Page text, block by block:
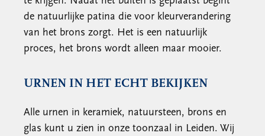
de natuurlijke patina die voor kleurverandering
van het brons zorgt. Het is een natuurlijk
proces, het brons wordt alleen maar mooier.
URNEN IN HET ECHT BEKIJKEN
Alle urnen in keramiek, natuursteen, brons en
glas kunt u zien in onze toonzaal in Leiden. Wij